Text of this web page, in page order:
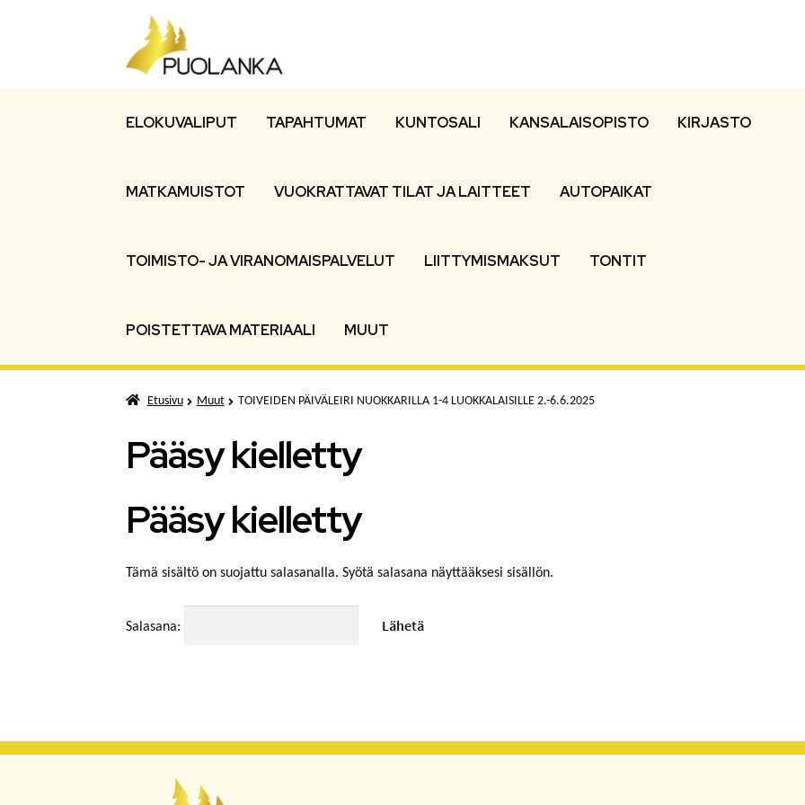
Siirry
navigointiin
Siirry
sisältöön
ELOKUVALIPUT TAPAHTUMAT KUNTOSALI KANSALAISOPISTO KIRJASTO
MATKAMUISTOT VUOKRATTAVAT TILAT JA LAITTEET AUTOPAIKAT
TOIMISTO- JA VIRANOMAISPALVELUT LIITTYMISMAKSUT TONTIT
POISTETTAVA MATERIAALI MUUT
Etusivu Muut TOIVEIDEN PÄIVÄLEIRI NUOKKARILLA 1-4 LUOKKALAISILLE 2.-6.6.2025
Pääsy kielletty
Pääsy kielletty
Tämä sisältö on suojattu salasanalla. Syötä salasana näyttääksesi sisällön.
Salasana: